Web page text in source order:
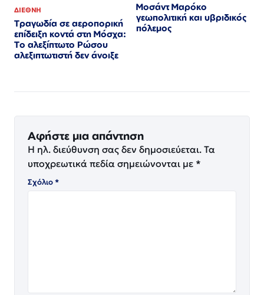
ΔΙΕΘΝΗ
Τραγωδία σε αεροπορική
επίδειξη κοντά στη Μόσχα:
Το αλεξίπτωτο Ρώσου
αλεξιπτωτιστή δεν άνοιξε
Μοσάντ Μαρόκο
γεωπολιτική και υβριδικός
πόλεμος
Αφήστε μια απάντηση
Η ηλ. διεύθυνση σας δεν δημοσιεύεται. Τα
υποχρεωτικά πεδία σημειώνονται με *
Σχόλιο*